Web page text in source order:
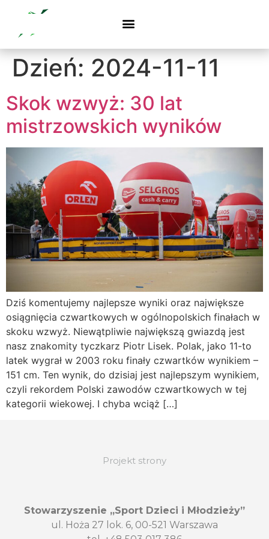
Dzień: 2024-11-11
Skok wzwyż: 30 lat
mistrzowskich wyników
Dziś komentujemy najlepsze wyniki oraz największe
osiągnięcia czwartkowych w ogólnopolskich finałach w
skoku wzwyż. Niewątpliwie największą gwiazdą jest
nasz znakomity tyczkarz Piotr Lisek. Polak, jako 11-to
latek wygrał w 2003 roku finały czwartków wynikiem –
151 cm. Ten wynik, do dzisiaj jest najlepszym wynikiem,
czyli rekordem Polski zawodów czwartkowych w tej
kategorii wiekowej. I chyba wciąż […]
Projekt strony
Stowarzyszenie „Sport Dzieci i Młodzieży”
ul. Hoża 27 lok. 6, 00-521 Warszawa